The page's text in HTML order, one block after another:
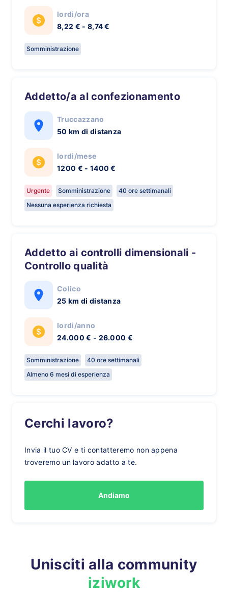
lordi/ora
8,22 € - 8,74 €
Somministrazione
Addetto/a al confezionamento
Truccazzano
50 km di distanza
lordi/mese
1200 € - 1400 €
Urgente Somministrazione
40 ore settimanali
Nessuna esperienza richiesta
Addetto ai controlli dimensionali -
Controllo qualità
Colico
25 km di distanza
lordi/anno
24.000 € - 26.000 €
Somministrazione
40 ore settimanali
Almeno 6 mesi di esperienza
Cerchi lavoro?
Invia il tuo CV e ti contatteremo non appena
troveremo un lavoro adatto a te.
Andiamo
Unisciti alla community
iziwork